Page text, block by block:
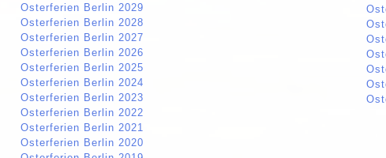
Osterferien Berlin 2029
Osterferien Berlin 2028
Osterferien Berlin 2027
Osterferien Berlin 2026
Osterferien Berlin 2025
Osterferien Berlin 2024
Osterferien Berlin 2023
Osterferien Berlin 2022
Osterferien Berlin 2021
Osterferien Berlin 2020